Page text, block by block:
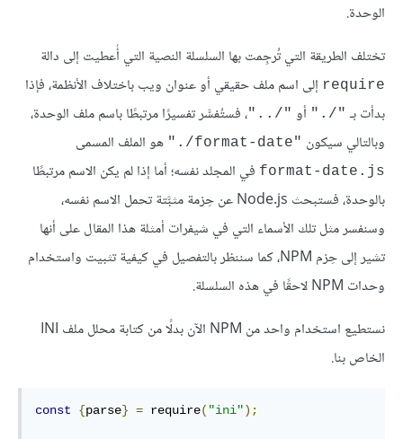
الوحدة.
تختلف الطريقة التي تُرجِمت بها السلسلة النصية التي أُعطيت إلى دالة
require إلى اسم ملف حقيقي أو عنوان ويب باختلاف الأنظمة، فإذا
بدأت بـ ‎"./"‎ أو ‎"../"‎، فستُفسَّر تفسيرًا مرتبطًا باسم ملف الوحدة،
وبالتالي سيكون ‎"./format-date"‎ هو الملف المسمى
format-date.js في المجلد نفسه؛ أما إذا لم يكن الاسم مرتبطًا
بالوحدة، فستبحث Node.js عن حِزمة مثبَّتة تحمل الاسم نفسه،
وسنفسر مثل تلك الأسماء التي في شيفرات أمثلة هذا المقال على أنها
تشير إلى حِزم NPM، كما سننظر بالتفصيل في كيفية تثبيت واستخدام
وحدات NPM لاحقًا في هذه السلسلة.
نستطيع استخدام واحد من NPM الآن بدلًا من كتابة محلل ملف INI
الخاص بنا.
const {parse} = require( "ini");